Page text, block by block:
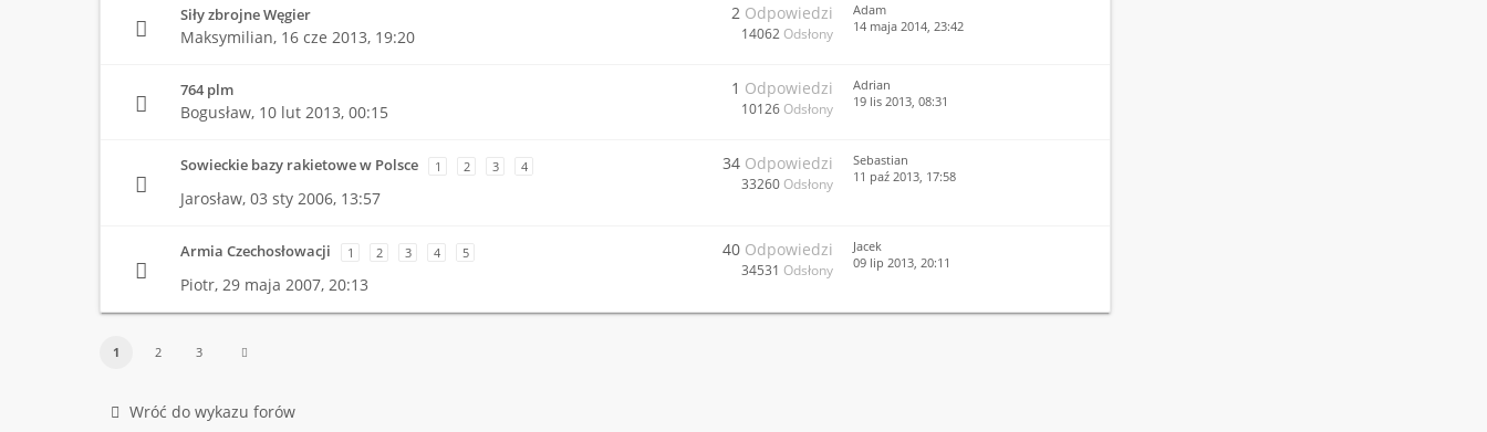
Siły zbrojne Węgier
Maksymilian, 16 cze 2013, 19:20
2 Odpowiedzi
14062 Odsłony
Adam
14 maja 2014, 23:42
764 plm
Bogusław, 10 lut 2013, 00:15
1 Odpowiedzi
10126 Odsłony
Adrian
19 lis 2013, 08:31
Sowieckie bazy rakietowe w Polsce 1 2 3 4
Jarosław, 03 sty 2006, 13:57
34 Odpowiedzi
33260 Odsłony
Sebastian
11 paź 2013, 17:58
Armia Czechosłowacji 1 2 3 4 5
Piotr, 29 maja 2007, 20:13
40 Odpowiedzi
34531 Odsłony
Jacek
09 lip 2013, 20:11
1 2 3
Wróć do wykazu forów